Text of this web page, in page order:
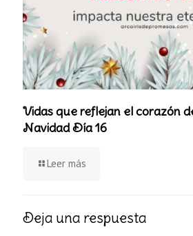
Vidas que reflejan el corazón
Navidad Día 16
Leer más
Deja una respuesta